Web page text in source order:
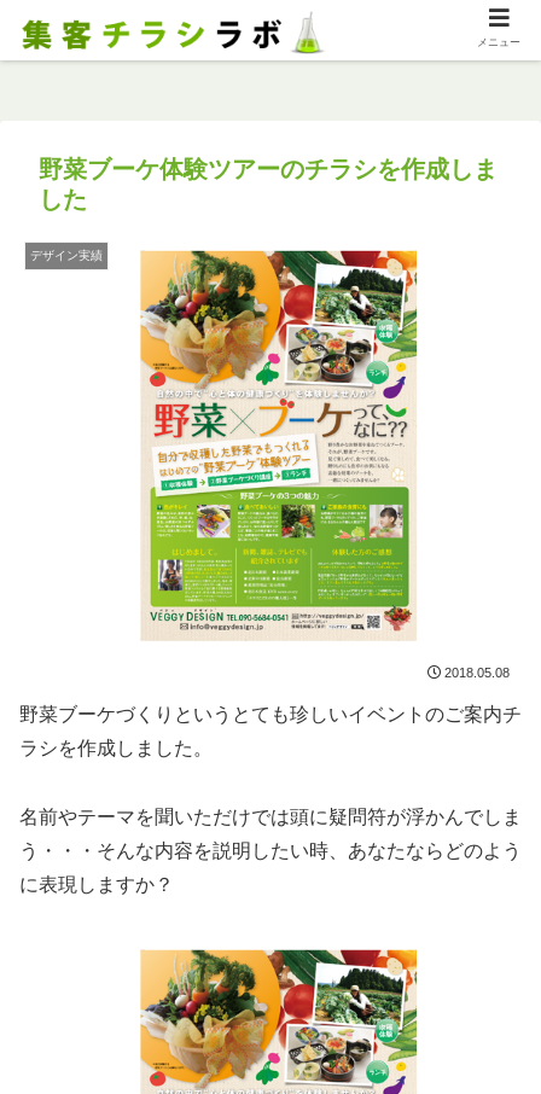
野菜ブーケ体験ツアーのチラシを作成しま
した
デザイン実績
2018.05.08
野菜ブーケづくりというとても珍しいイベントのご案内チ
ラシを作成しました。
名前やテーマを聞いただけでは頭に疑問符が浮かんでしま
う・・・そんな内容を説明したい時、あなたならどのよう
に表現しますか？
メニュー